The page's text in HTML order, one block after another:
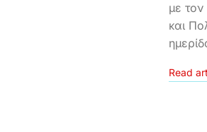
με
και
Read